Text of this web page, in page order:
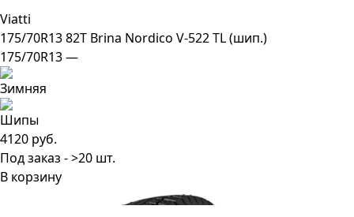
Viatti
175/70R13 82T Brina Nordico V-522 TL (шип.)
175/70R13 —
4120 руб.
Под заказ - >20 шт.
В корзину